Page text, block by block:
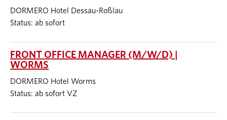
DORMERO Hotel Dessau-Roßlau
Status: ab sofort
FRONT OFFICE MANAGER (M/W/D) |
WORMS
DORMERO Hotel Worms
Status: ab sofort VZ